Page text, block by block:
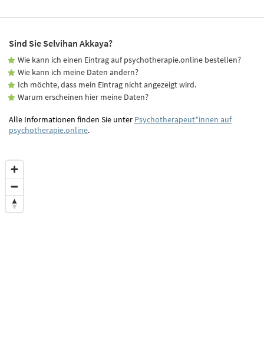
Sind Sie Selvihan Akkaya?
Wie kann ich einen Eintrag auf psychotherapie.online bestellen?
Wie kann ich meine Daten ändern?
Ich möchte, dass mein Eintrag nicht angezeigt wird.
Warum erscheinen hier meine Daten?
Alle Informationen finden Sie unter Psychotherapeut*innen auf
psychotherapie.online.